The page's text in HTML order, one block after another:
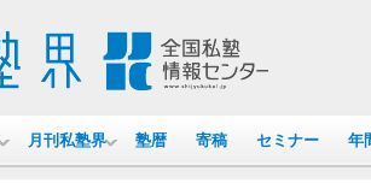
月刊私塾界 塾暦 寄稿 セミナー 年